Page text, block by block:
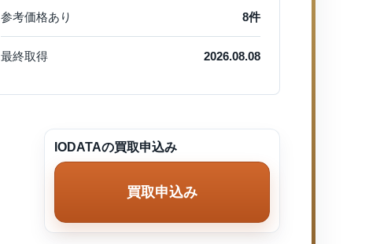
参考価格あり 8件
最終取得 2026.08.08
IODATAの買取申込み
買取申込み